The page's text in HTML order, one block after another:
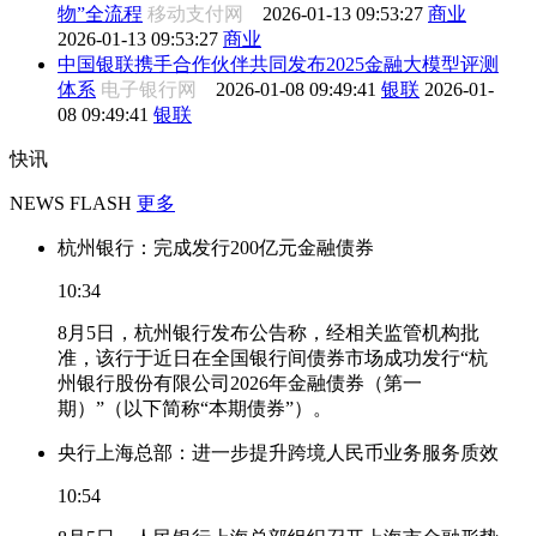
物”全流程 移动支付网 2026-01-13 09:53:27 商业
2026-01-13 09:53:27 商业
中国银联携手合作伙伴共同发布2025金融大模型评测
体系 电子银行网 2026-01-08 09:49:41 银联 2026-01-
08 09:49:41 银联
快讯
NEWS FLASH 更多
杭州银行：完成发行200亿元金融债券
10:34
8月5日，杭州银行发布公告称，经相关监管机构批
准，该行于近日在全国银行间债券市场成功发行“杭
州银行股份有限公司2026年金融债券（第一
期）”（以下简称“本期债券”）。
央行上海总部：进一步提升跨境人民币业务服务质效
10:54